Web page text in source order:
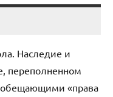
Наследие и
переполненном
«права